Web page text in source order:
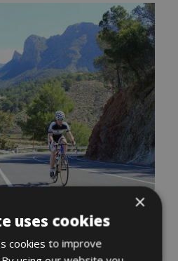
Spanien und buch eine
– Reisen
der Costa Blanca ist etwas ganz
×
uses cookies
cookies to improve